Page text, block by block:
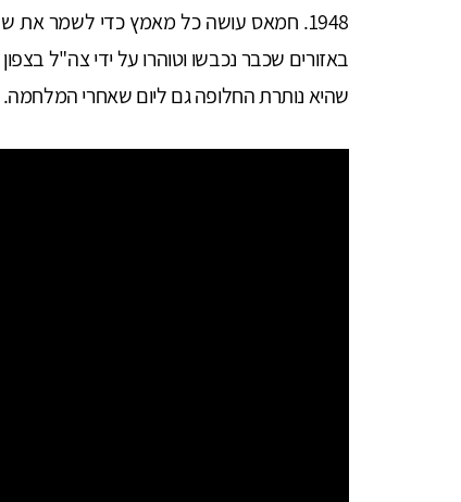
1948. חמאס עושה כל מאמץ כדי לשמר את
באזורים שכבר נכבשו וטוהרו על ידי צה"ל
שהיא נותרת החלופה גם ליום שאחרי המלחמה.